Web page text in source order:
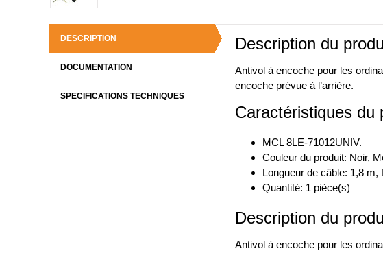
Description du
Antivol à encoche pour les
encoche prévue à l’arrière.
Caractéristiques du
MCL 8LE-71012UNIV.
Couleur du produit: Noir,
Longueur de câble: 1,8
Quantité: 1 pièce(s)
Description du
Antivol à encoche pour les
DESCRIPTION
DOCUMENTATION
SPECIFICATIONS TECHNIQUES